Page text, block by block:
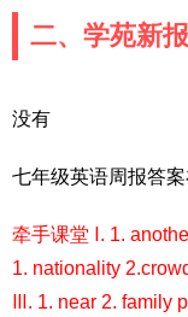
二、学苑新
没有
七年级英语周报答
牵手课堂 Ⅰ. 1.
1. nationality
Ⅲ. 1. near 2. family